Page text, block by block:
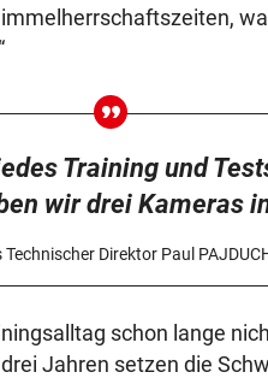
Training und
wir drei Kameras
Technischer Direktor Paul
schon lange
Jahren setzen die